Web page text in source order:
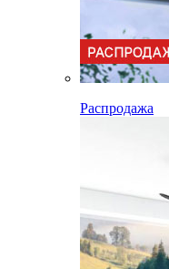
Распродажа